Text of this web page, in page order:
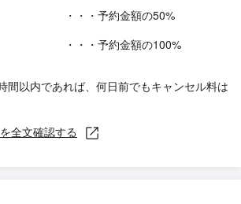
・・・予約金額の50%
・・・予約金額の100%
間以内であれば、何日前でもキャンセル料は
全文確認する